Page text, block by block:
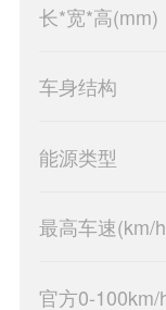
长*宽*高(mm)
车身结构
能源类型
最高车速(km/
官方0-100km/